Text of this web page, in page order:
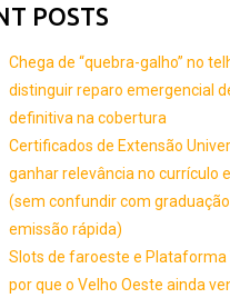
POSTS
Chega de “quebra-galho” no
distinguir reparo emergencial
definitiva na cobertura
Certificados de Extensão
ganhar relevância no currículo
(sem confundir com
emissão rápida)
Slots de faroeste e Plataforma
por que o Velho Oeste ainda